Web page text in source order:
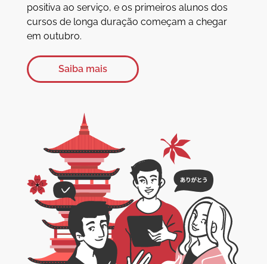
positiva ao serviço, e os primeiros alunos dos
cursos de longa duração começam a chegar
em outubro.
Saiba mais